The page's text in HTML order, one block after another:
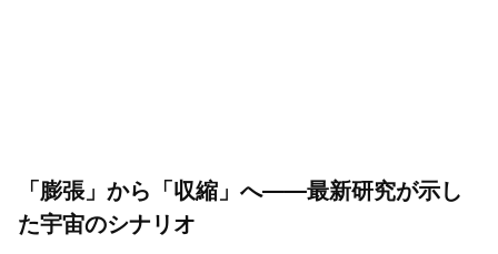
「膨張」から「収縮」へ――最新研究が示し
た宇宙のシナリオ